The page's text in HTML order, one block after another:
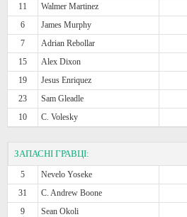
11
Walmer Martinez
6
James Murphy
7
Adrian Rebollar
15
Alex Dixon
19
Jesus Enriquez
23
Sam Gleadle
10
C. Volesky
ЗАПАСНІ ГРАВЦІ:
5 Nevelo Yoseke
31
C. Andrew Boone
9
Sean Okoli